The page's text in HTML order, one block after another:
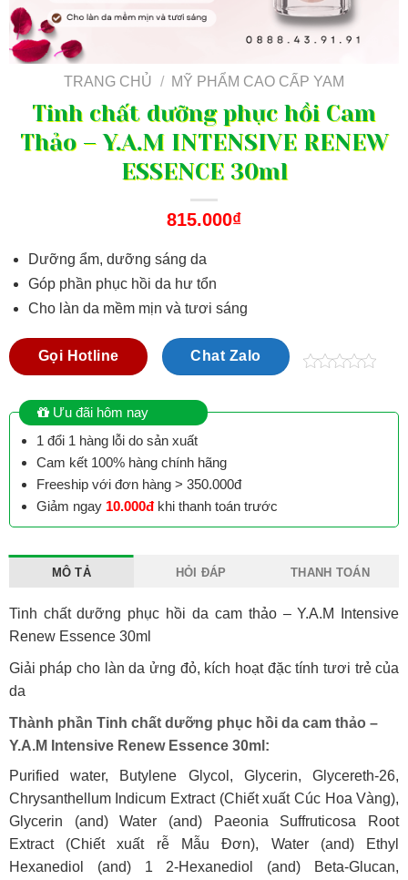
TRANG CHỦ / MỸ PHẨM CAO CẤP YAM
Tinh chất dưỡng phục hồi Cam
Thảo – Y.A.M INTENSIVE RENEW
ESSENCE 30ml
815.000₫
Dưỡng ẩm, dưỡng sáng da
Góp phần phục hồi da hư tổn
Cho làn da mềm mịn và tươi sáng
Gọi Hotline Chat Zalo
Ưu đãi hôm nay
1 đổi 1 hàng lỗi do sản xuất
Cam kết 100% hàng chính hãng
Freeship với đơn hàng > 350.000đ
Giảm ngay 10.000đkhi thanh toán trước
MÔ TẢ HỎI ĐÁP THANH TOÁN
Tinh chất dưỡng phục hồi da cam thảo – Y.A.M Intensive
Renew Essence 30ml
Giải pháp cho làn da ửng đỏ, kích hoạt đặc tính tươi trẻ của
da
Thành phần Tinh chất dưỡng phục hồi da cam thảo –
Y.A.M Intensive Renew Essence 30ml:
Purified water, Butylene Glycol, Glycerin, Glycereth-26,
Chrysanthellum Indicum Extract (Chiết xuất Cúc Hoa Vàng),
Glycerin (and) Water (and) Paeonia Suffruticosa Root
Extract (Chiết xuất rễ Mẫu Đơn), Water (and) Ethyl
Hexanediol (and) 1 2-Hexanediol (and) Beta-Glucan,